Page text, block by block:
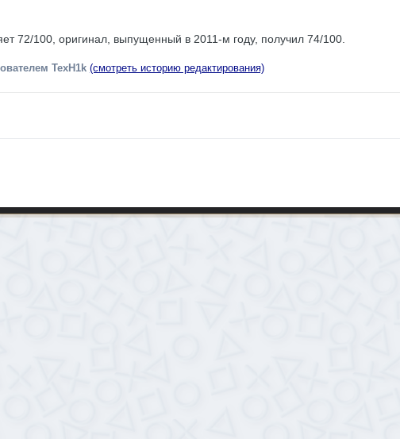
72/100, оригинал, выпущенный в 2011-м году, получил 74/100.
TexH1k (смотреть историю редактирования)